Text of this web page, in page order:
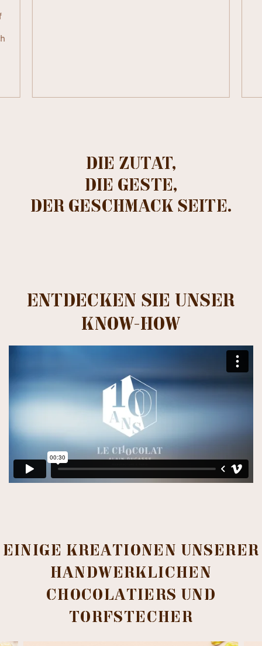
DIE ZUTAT,
DIE GESTE,
DER GESCHMACK SEITE.
ENTDECKEN SIE UNSER
KNOW-HOW
EINIGE KREATIONEN UNSERER
HANDWERKLICHEN
CHOCOLATIERS UND
TORFSTECHER